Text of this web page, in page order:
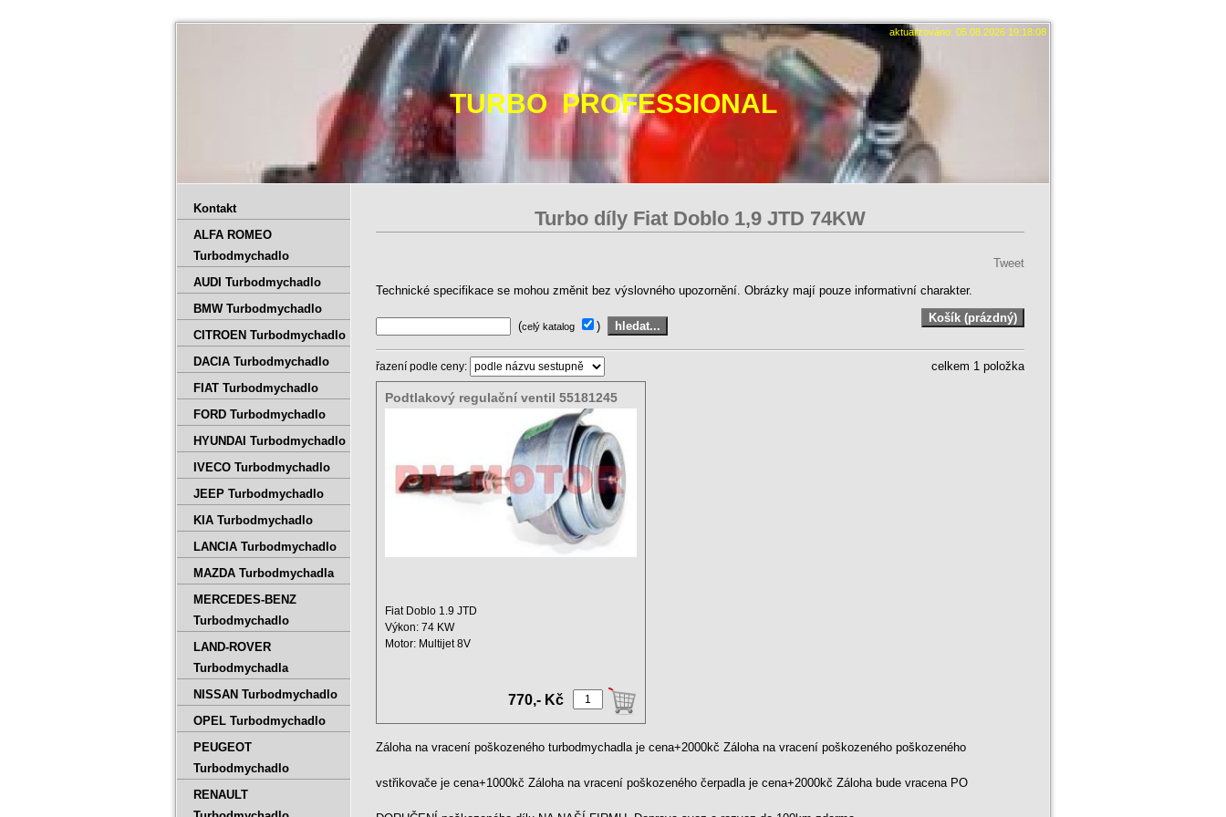
aktualizováno: 05.08.2026 19:18:08
TURBO PROFESSIONAL
Turbo díly Fiat Doblo 1‚9 JTD 74KW
Tweet
Technické specifikace se mohou změnit bez výslovného upozornění. Obrázky mají pouze informativní charakter.
(celý katalog )
řazení podle ceny: celkem 1 položka
Podtlakový regulační ventil 55181245
Fiat Doblo 1.9 JTD
Výkon: 74 KW
Motor: Multijet 8V
770,- Kč
Záloha na vracení poškozeného turbodmychadla je cena+2000kč Záloha na vracení poškozeného poškozeného
vstřikovače je cena+1000kč Záloha na vracení poškozeného čerpadla je cena+2000kč Záloha bude vracena PO
Kontakt
ALFA ROMEO
Turbodmychadlo
AUDI Turbodmychadlo
BMW Turbodmychadlo
CITROEN Turbodmychadlo
DACIA Turbodmychadlo
FIAT Turbodmychadlo
FORD Turbodmychadlo
HYUNDAI Turbodmychadlo
IVECO Turbodmychadlo
JEEP Turbodmychadlo
KIA Turbodmychadlo
LANCIA Turbodmychadlo
MAZDA Turbodmychadla
MERCEDES-BENZ
Turbodmychadlo
LAND-ROVER
Turbodmychadla
NISSAN Turbodmychadlo
OPEL Turbodmychadlo
PEUGEOT
Turbodmychadlo
RENAULT